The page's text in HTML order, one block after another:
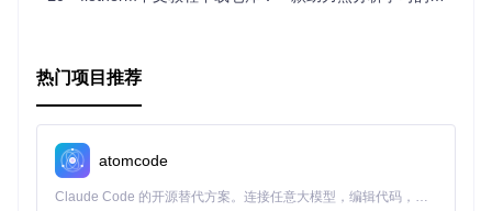
每个域名文件夹中都有一个
{
"flProcessScriptFiles"
"urlSiteContents" : "https://example.com/content"
热门项目推荐
atomcode
Claude Code 的开源替代方案。连接任意大模型，编辑代码，运行命令，自动验证 — 全自动执行。用 Rust 构建，极致性能。 ｜ An open-source alternative to Claude Code. Connect any LLM, edit code, run commands, and verify changes — autonomously. Built in Rust for speed. Get Started